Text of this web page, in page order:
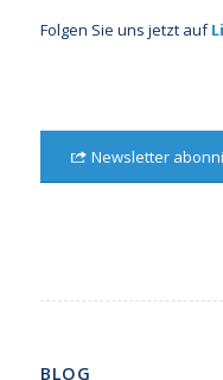
Folgen Sie uns jetzt auf
Newsletter
BLOG